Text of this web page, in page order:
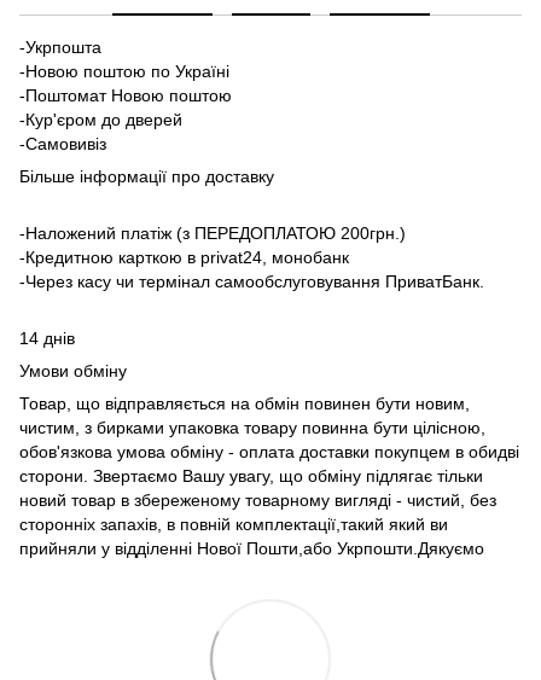
-Укрпошта
-Новою поштою по Україні
-Поштомат Новою поштою
-Кур'єром до дверей
-Самовивіз
Більше інформації про доставку
-Наложений платіж (з ПЕРЕДОПЛАТОЮ 200грн.)
-Кредитною карткою в privat24, монобанк
-Через касу чи термінал самообслуговування ПриватБанк.
14 днів
Умови обміну
Товар, що відправляється на обмін повинен бути новим,
чистим, з бирками упаковка товару повинна бути цілісною,
обов'язкова умова обміну - оплата доставки покупцем в обидві
сторони. Звертаємо Вашу увагу, що обміну підлягає тільки
новий товар в збереженому товарному вигляді - чистий, без
сторонніх запахів, в повній комплектації,такий який ви
прийняли у відділенні Нової Пошти,або Укрпошти.Дякуємо